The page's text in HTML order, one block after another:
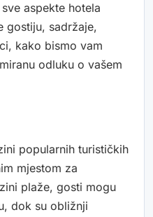
aspekte hotela
gostiju, sadržaje,
kako bismo vam
odluku o vašem
popularnih turističkih
mjestom za
plaže, gosti mogu
dok su obližnji